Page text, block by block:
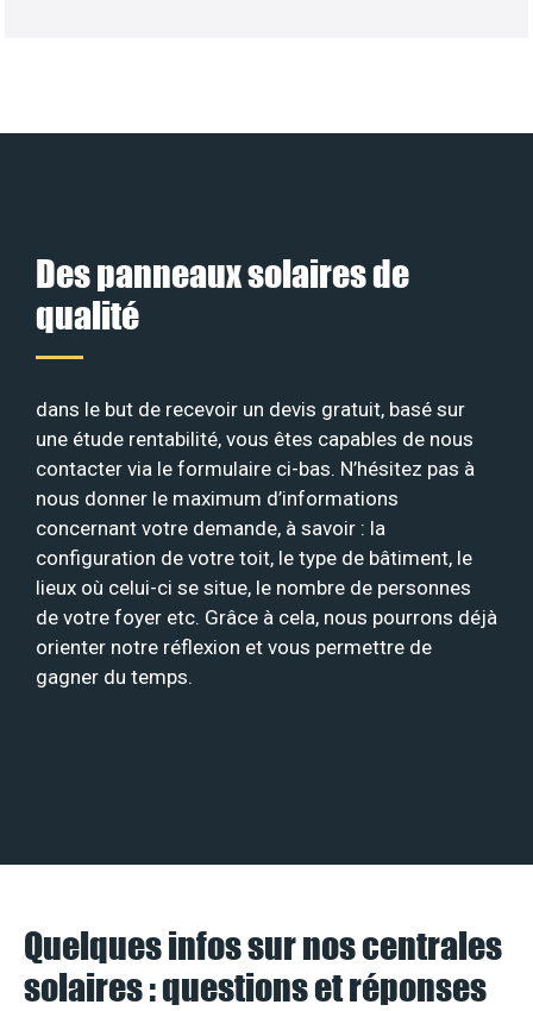
Des panneaux solaires de
qualité
dans le but de recevoir un devis gratuit, basé sur
une étude rentabilité, vous êtes capables de nous
contacter via le formulaire ci-bas. N’hésitez pas à
nous donner le maximum d’informations
concernant votre demande, à savoir : la
configuration de votre toit, le type de bâtiment, le
lieux où celui-ci se situe, le nombre de personnes
de votre foyer etc. Grâce à cela, nous pourrons déjà
orienter notre réflexion et vous permettre de
gagner du temps.
Quelques infos sur nos centrales
solaires : questions et réponses